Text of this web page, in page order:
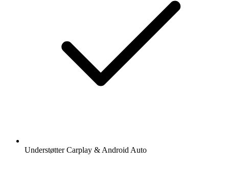
Understøtter Carplay & Android Auto